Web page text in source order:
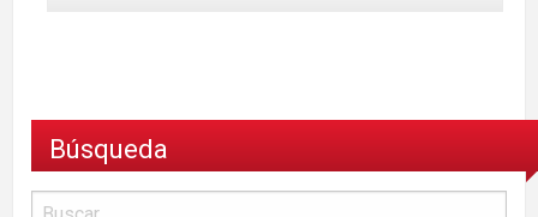
Búsqueda